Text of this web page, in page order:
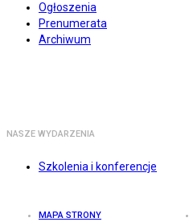
Ogłoszenia
Prenumerata
Archiwum
NASZE WYDARZENIA
Szkolenia i konferencje
MAPA STRONY